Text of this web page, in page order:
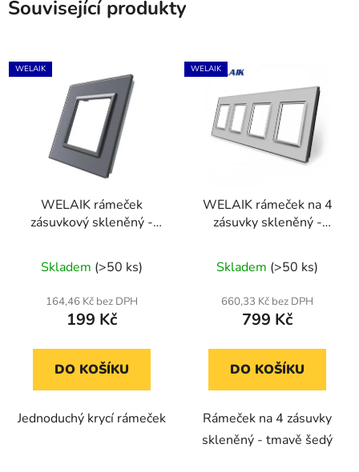
Související produkty
WELAIK
WELAIK rámeček
zásuvkový skleněný -
hodnocení
produktu
je
z
Skladem (>50 ks)
164,46 Kč bez DPH
199 Kč
DO KOŠÍKU
Jednoduchý krycí rámeček
WELAIK
WELAIK rámeček na 4
zásuvky skleněný -
Skladem (>50 ks)
660,33 Kč bez DPH
799 Kč
DO KOŠÍKU
Rámeček na 4 zásuvky
skleněný - tmavě šedý